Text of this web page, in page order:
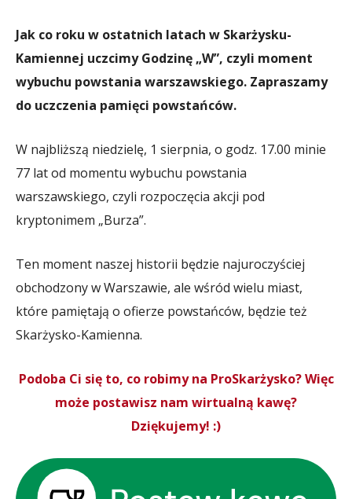
Jak co roku w ostatnich latach w Skarżysku-
Kamiennej uczcimy Godzinę „W”, czyli moment
wybuchu powstania warszawskiego. Zapraszamy
do uczczenia pamięci powstańców.
W najbliższą niedzielę, 1 sierpnia, o godz. 17.00 minie
77 lat od momentu wybuchu powstania
warszawskiego, czyli rozpoczęcia akcji pod
kryptonimem „Burza”.
Ten moment naszej historii będzie najuroczyściej
obchodzony w Warszawie, ale wśród wielu miast,
które pamiętają o ofierze powstańców, będzie też
Skarżysko-Kamienna.
Podoba Ci się to, co robimy na ProSkarżysko? Więc
może postawisz nam wirtualną kawę?
Dziękujemy! :)